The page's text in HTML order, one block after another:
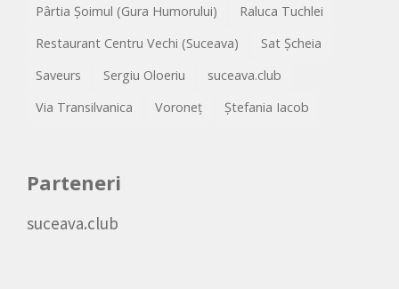
Pârtia Șoimul (Gura Humorului)
Raluca Tuchlei
Restaurant Centru Vechi (Suceava)
Sat Șcheia
Saveurs
Sergiu Oloeriu
suceava.club
Via Transilvanica
Voroneț Ștefania Iacob
Parteneri
suceava.club